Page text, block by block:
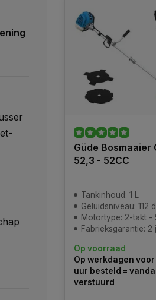
Güde Bosmaaier
52,3 - 52CC
Tankinhoud: 1 L
Geluidsniveau: 112
Motortype: 2-takt -
Fabrieksgarantie: 2
Op voorraad
Op werkdagen
uur besteld =
verstuurd